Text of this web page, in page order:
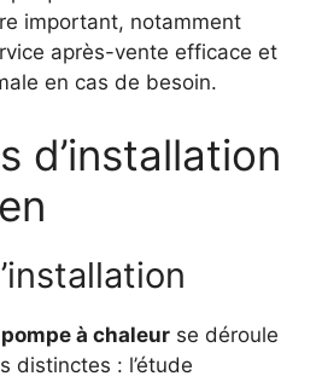
important, notamment
après-vente efficace et
en cas de besoin.
d’installation
pompe à chaleur se déroule
distinctes : l’étude